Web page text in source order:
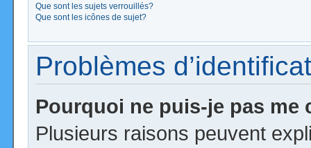
Que sont les sujets verrouillés?
Que sont les icônes de sujet?
Problèmes
Pourquoi ne puis-je pas me
Plusieurs raisons peuvent